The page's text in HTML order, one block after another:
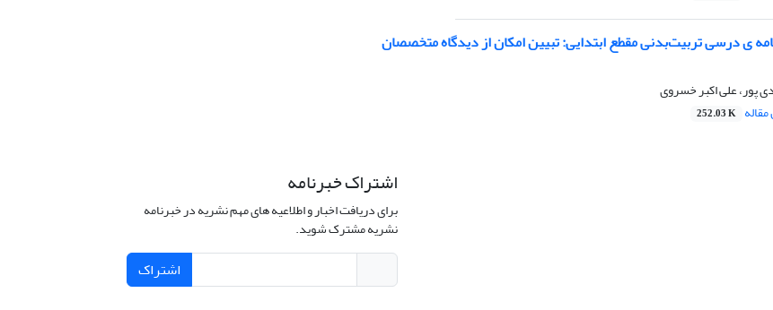
ی درسی تربیت‌بدنی مقطع ابتدایی: تبیین امکان از دیدگاه متخصصان
پور، علی اکبر خسروی
252.03 K
اشتراک خبرنامه
برای دریافت اخبار و اطلاعیه های مهم نشریه در خبرنامه
نشریه مشترک شوید.
اشتراک